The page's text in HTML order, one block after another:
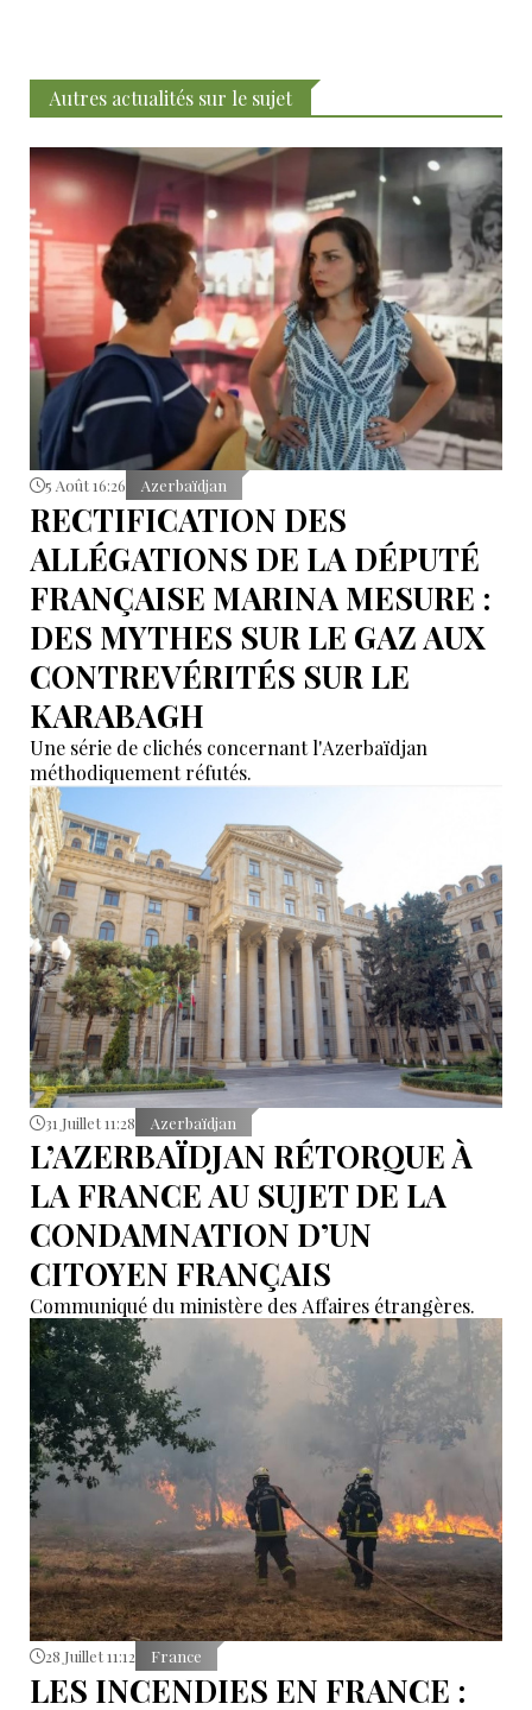
Autres actualités sur le sujet
5 Août 16:26 Azerbaïdjan
RECTIFICATION DES
ALLÉGATIONS DE LA DÉPUTÉ
FRANÇAISE MARINA MESURE :
DES MYTHES SUR LE GAZ AUX
CONTREVÉRITÉS SUR LE
KARABAGH
Une série de clichés concernant l'Azerbaïdjan
méthodiquement réfutés.
31 Juillet 11:28 Azerbaïdjan
L’AZERBAÏDJAN RÉTORQUE À
LA FRANCE AU SUJET DE LA
CONDAMNATION D’UN
CITOYEN FRANÇAIS
Communiqué du ministère des Affaires étrangères.
28 Juillet 11:12 France
LES INCENDIES EN FRANCE :